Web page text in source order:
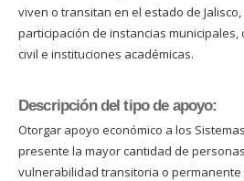
viven o transitan en el estado de
participación de instancias
civil e instituciones académicas.
Descripción del tipo de apoyo:
Otorgar apoyo económico a los
presente la mayor cantidad de
vulnerabilidad transitoria o permanente